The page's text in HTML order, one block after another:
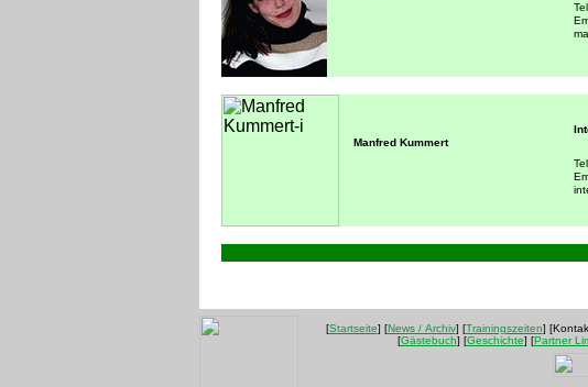
Manfred Kummert
[Startseite] [News / Archiv] [Trainingszeiten]
[Gästebuch] [Geschichte] [Partner